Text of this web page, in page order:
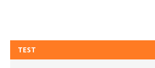
TEST